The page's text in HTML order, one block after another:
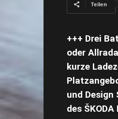
Teilen
+++ Drei
oder
kurze
und
des